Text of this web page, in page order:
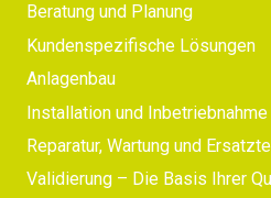
Beratung und Planung
Kundenspezifische Lösungen
Anlagenbau
Installation und Inbetriebnahme
Reparatur, Wartung und
Validierung – Die Basis Ihrer